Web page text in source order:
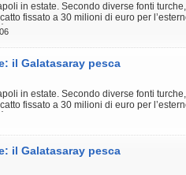
in estate. Secondo diverse fonti
fissato a 30 milioni di euro per
vicino al titolo con quattro punti di
il Galatasaray pesca
in estate. Secondo diverse fonti
fissato a 30 milioni di euro per
vicino al titolo con quattro punti di
il Galatasaray pesca